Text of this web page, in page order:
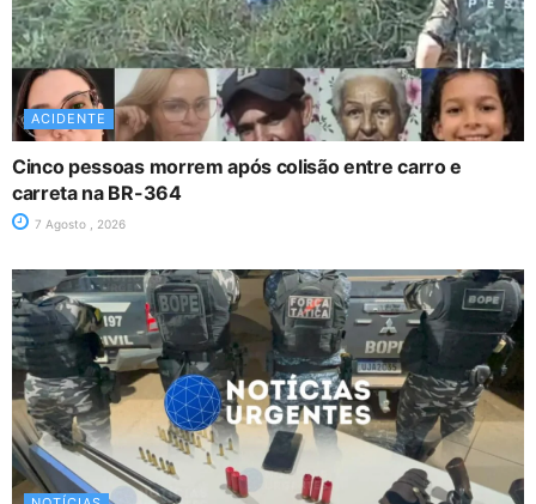
ACIDENTE
Cinco pessoas morrem após colisão entre carro e
carreta na BR-364
7 Agosto , 2026